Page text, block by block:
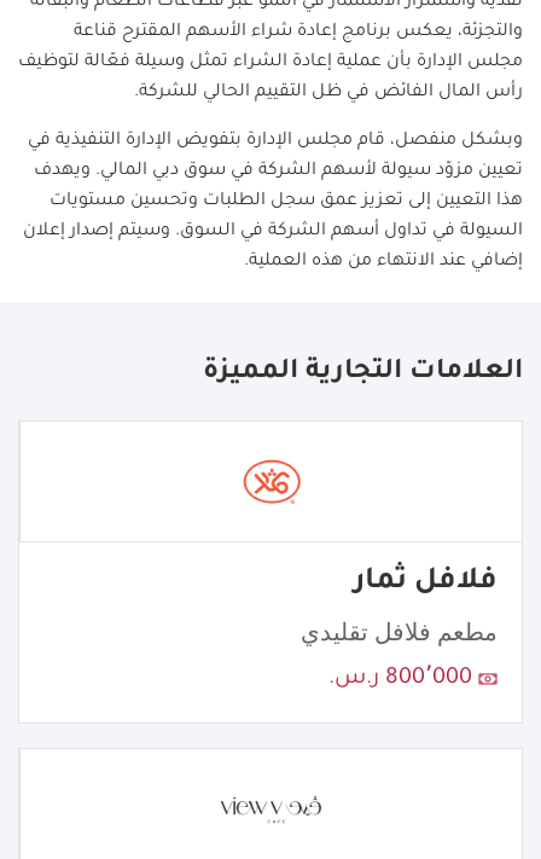
والتجزئة، يعكس برنامج إعادة شراء الأسهم المقترح قناعة
مجلس الإدارة بأن عملية إعادة الشراء تمثل وسيلة فعّالة لتوظيف
رأس المال الفائض في ظل التقييم الحالي للشركة.
وبشكل منفصل، قام مجلس الإدارة بتفويض الإدارة التنفيذية في
تعيين مزوّد سيولة لأسهم الشركة في سوق دبي المالي. ويهدف
هذا التعيين إلى تعزيز عمق سجل الطلبات وتحسين مستويات
السيولة في تداول أسهم الشركة في السوق. وسيتم إصدار إعلان
إضافي عند الانتهاء من هذه العملية.
العلامات التجارية المميزة
فلافل ثمار
مطعم فلافل تقليدي
800٬000 ر.س.